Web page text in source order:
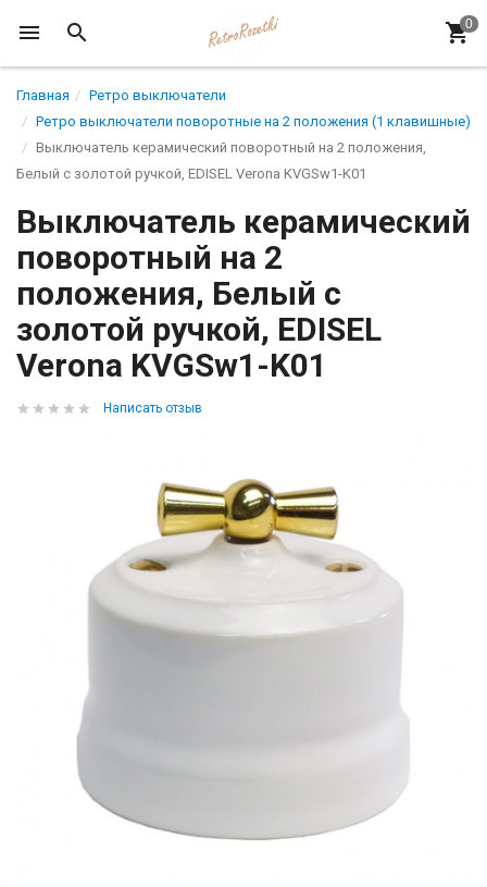
Главная
Ретро выключатели
Ретро выключатели поворотные на 2 положения (1 клавишные)
Выключатель керамический поворотный на 2 положения,
Белый с золотой ручкой, EDISEL Verona KVGSw1-K01
Выключатель керамический
поворотный на 2
положения, Белый с
золотой ручкой, EDISEL
Verona KVGSw1-K01
Написать отзыв